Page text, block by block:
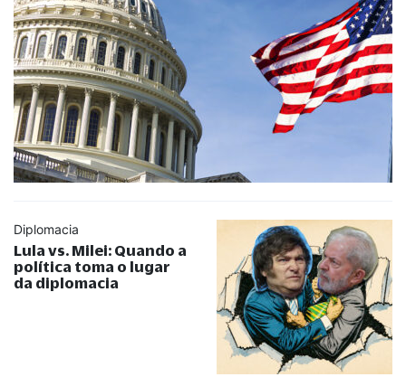
Diplomacia
Lula vs. Milei: Quando a
política toma o lugar
da diplomacia